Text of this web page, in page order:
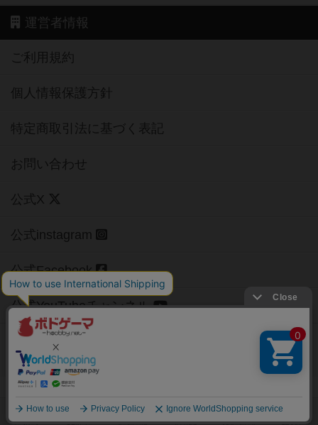
運営者情報
ご利用規約
個人情報保護方針
特定商取引法に基づく表記
お問い合わせ
公式X
公式instagram
公式Facebook
公式YouTubeチャンネル